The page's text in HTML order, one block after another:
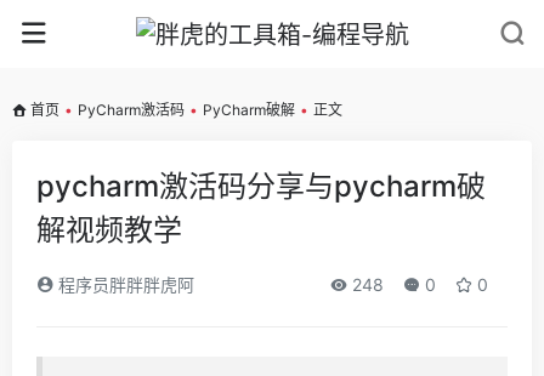
首页 • PyCharm激活码 • PyCharm破解 • 正文
pycharm激活码分享与pycharm破
解视频教学
程序员胖胖胖虎阿 248 0 0